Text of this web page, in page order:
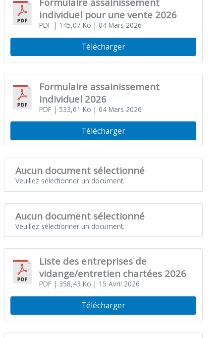
individuel pour une vente 2026
PDF| 145,07 Ko | 04 Mars 2026
Télécharger
Formulaire assainissement
individuel 2026
PDF| 533,61 Ko | 04 Mars 2026
Télécharger
Aucun document sélectionné
Veuillez sélectionner un document.
Aucun document sélectionné
Veuillez sélectionner un document.
Liste des entreprises de
vidange/entretien chartées 2026
PDF| 358,43 Ko | 15 Avril 2026
Télécharger